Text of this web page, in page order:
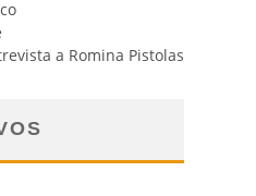
a Romina Pistolas